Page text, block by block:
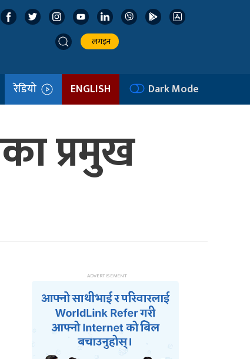
लगइन
रेडियो ENGLISH Dark Mode
प्रमुख